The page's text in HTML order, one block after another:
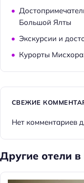
Большой Ялты
Экскурсии и
Курорты
СВЕЖИЕ
Нет комментариев
Другие отели в